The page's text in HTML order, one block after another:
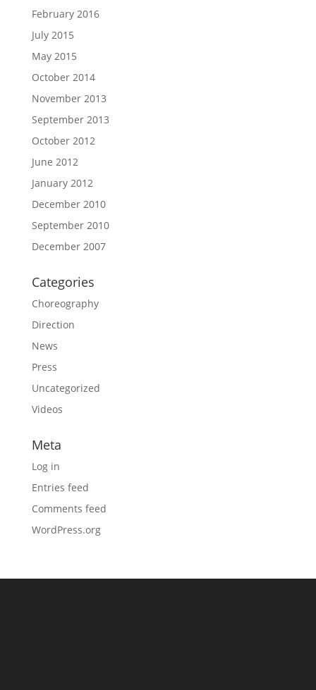
February 2016
July 2015
May 2015
October 2014
November 2013
September 2013
October 2012
June 2012
January 2012
December 2010
September 2010
December 2007
Categories
Choreography
Direction
News
Press
Uncategorized
Videos
Meta
Log in
Entries feed
Comments feed
WordPress.org